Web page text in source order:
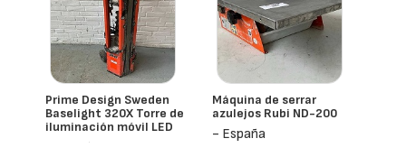
Prime Design Sweden
Baselight 320X Torre de
iluminación móvil LED
- España
Máquina de serrar
azulejos Rubi ND-200
- España